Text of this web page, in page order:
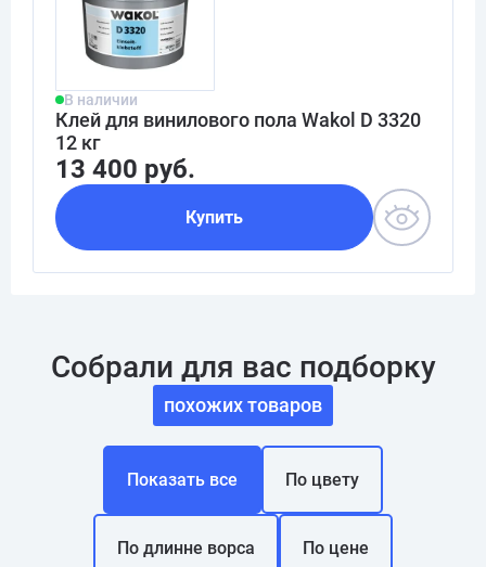
В наличии
Клей для винилового пола Wakol D 3320
12 кг
13 400 руб.
Купить
Собрали для вас подборку
похожих товаров
Показать все По цвету
По длинне ворса По цене